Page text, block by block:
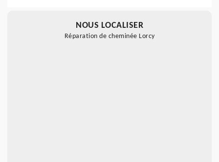
NOUS LOCALISER
Réparation de cheminée Lorcy